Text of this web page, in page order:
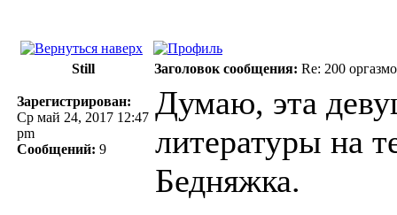
Still Заголовок сообщения: Re: 200
Зарегистрирован:
Ср май 24, 2017 12:47
pm
Сообщений: 9
Думаю, эта
литературы на
Бедняжка.